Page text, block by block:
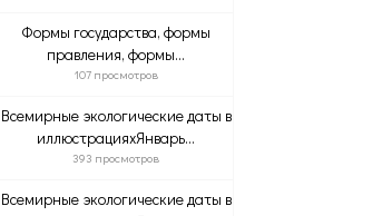
Формы государства, формы
правления, формы...
107 просмотров
Всемирные экологические даты в
иллюстрацияхЯнварь...
393 просмотров
Всемирные экологические даты в